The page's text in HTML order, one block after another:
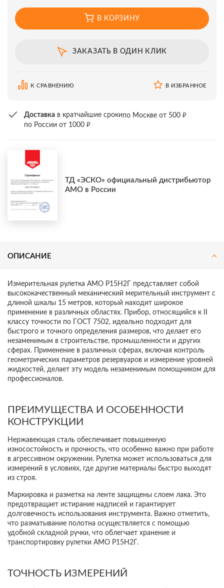
В КОРЗИНУ
ЗАКАЗАТЬ В ОДИН КЛИК
К СРАВНЕНИЮ В ИЗБРАННОЕ
Доставка в кратчайшие срокипо Москве от 500 ₽
по России от 1000 ₽
ТД «ЭСКО» официальный дистрибьютор
AMO в России
ОПИСАНИЕ
Измерительная рулетка AMO Р15Н2Г представляет собой
высококачественный механический мерительный инструмент с
длиной шкалы 15 метров, который находит широкое
применение в различных областях. Прибор, относящийся к II
классу точности по ГОСТ 7502, идеально подходит для
быстрого и точного определения размеров, что делает его
незаменимым в строительстве, промышленности и других
сферах. Применение в различных сферах, включая контроль
геометрических параметров резервуаров и измерение уровней
жидкостей, делает эту модель незаменимым помощником для
профессионалов.
ПРЕИМУЩЕСТВА И ОСОБЕННОСТИ
КОНСТРУКЦИИ
Нержавеющая сталь обеспечивает повышенную
износостойкость и прочность, что особенно важно при работе
в агрессивном окружении. Рулетка может использоваться для
измерений в условиях, где другие материалы быстро выходят
из строя.
Маркировка и разметка на ленте защищены слоем лака. Это
предотвращает истирание надписей и гарантирует
долговечность использования инструмента. Важно отметить,
что разматывание полотна осуществляется с помощью
удобной складной ручки, что облегчает хранение и
транспортировку рулетки AMO Р15Н2Г.
ТОЧНОСТЬ ИЗМЕРЕНИЙ
Подпишитесь на наш
на оборудование!